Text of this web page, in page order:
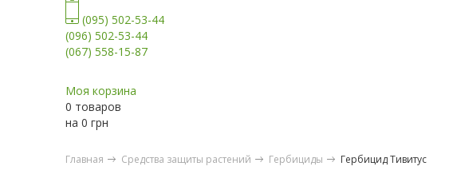
(095) 502-53-44
(096) 502-53-44
(067) 558-15-87
Моя корзина
0 товаров
на 0 грн
Главная Средства защиты растений Гербициды Гербицид Тивитус